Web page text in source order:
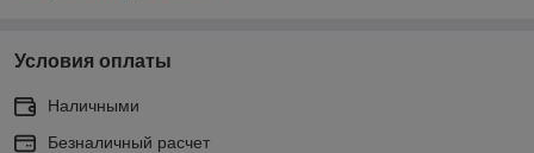
Условия оплаты
Наличными
Безналичный расчет